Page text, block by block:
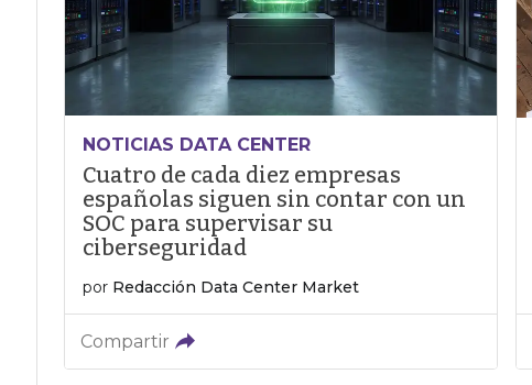
NOTICIAS DATA CENTER
Cuatro de cada diez empresas
españolas siguen sin contar con un
SOC para supervisar su
ciberseguridad
por Redacción Data Center Market
Compartir